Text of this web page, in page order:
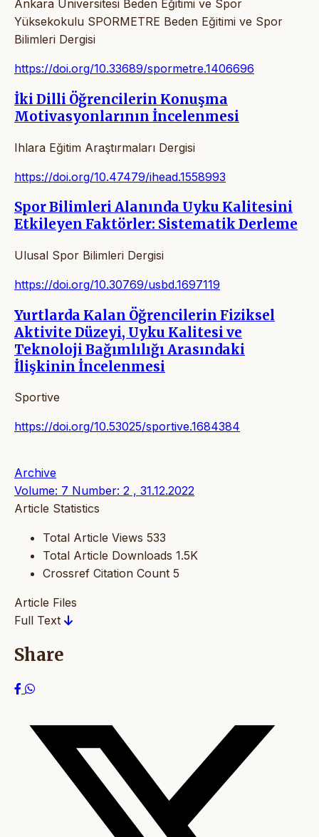
Ankara Üniversitesi Beden Eğitimi ve Spor
Yüksekokulu SPORMETRE Beden Eğitimi ve Spor
Bilimleri Dergisi
https://doi.org/10.33689/spormetre.1406696
İki Dilli Öğrencilerin Konuşma
Motivasyonlarının İncelenmesi
Ihlara Eğitim Araştırmaları Dergisi
https://doi.org/10.47479/ihead.1558993
Spor Bilimleri Alanında Uyku Kalitesini
Etkileyen Faktörler: Sistematik Derleme
Ulusal Spor Bilimleri Dergisi
https://doi.org/10.30769/usbd.1697119
Yurtlarda Kalan Öğrencilerin Fiziksel
Aktivite Düzeyi, Uyku Kalitesi ve
Teknoloji Bağımlılığı Arasındaki
İlişkinin İncelenmesi
Sportive
https://doi.org/10.53025/sportive.1684384
Archive
Volume: 7 Number: 2 , 31.12.2022
Article Statistics
Total Article Views 533
Total Article Downloads 1.5K
Crossref Citation Count 5
Article Files
Full Text
Share